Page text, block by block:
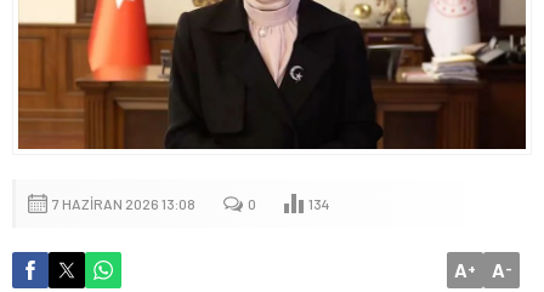
7 HAZIRAN 2026 13:08 0 134
A+ A-